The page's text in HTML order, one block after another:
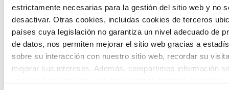
estrictamente necesarias para la gestión del sitio web y no
desactivar. Otras cookies, incluidas cookies de terceros
países cuya legislación no garantiza un nivel adecuado de
de datos, nos permiten mejorar el sitio web gracias a
sobre su interacción con nuestro sitio web, recordar su
mejorar sus intereses. Además, compartimos información
ciudadanía y la voz de los jóvenes en la
definición de escenarios futuros y el
diseño de soluciones a los principales
retos de Euskadi.